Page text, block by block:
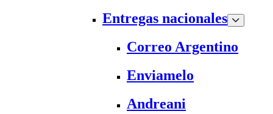
Entregas nacionales
Correo Argentino
Enviamelo
Andreani